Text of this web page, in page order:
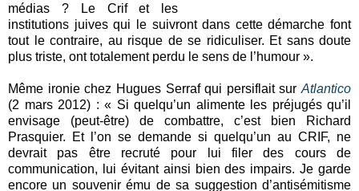
médias ? Le Crif et les
institutions juives qui le suivront dans cette démarche font
tout le contraire, au risque de se ridiculiser. Et sans doute
plus triste, ont totalement perdu le sens de l’humour ».
Même ironie chez Hugues Serraf qui persiflait sur Atlantico
(2 mars 2012) : « Si quelqu’un alimente les préjugés qu’il
envisage (peut-être) de combattre, c’est bien Richard
Prasquier. Et l’on se demande si quelqu’un au CRIF, ne
devrait pas être recruté pour lui filer des cours de
communication, lui évitant ainsi bien des impairs. Je garde
encore un souvenir ému de sa suggestion d’antisémitisme